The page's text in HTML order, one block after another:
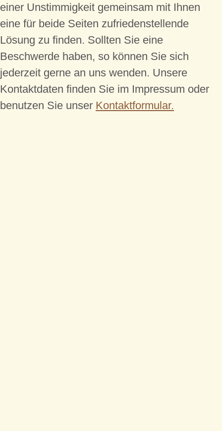
einer Unstimmigkeit gemeinsam mit Ihnen
eine für beide Seiten zufriedenstellende
Lösung zu finden. Sollten Sie eine
Beschwerde haben, so können Sie sich
jederzeit gerne an uns wenden. Unsere
Kontaktdaten finden Sie im Impressum oder
benutzen Sie unser Kontaktformular.